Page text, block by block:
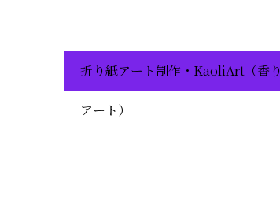
折り紙アート制作・KaoliArt（香り
アート）